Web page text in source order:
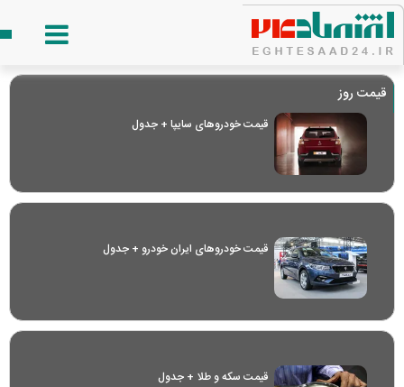
قیمت روز
قیمت خودرو‌های سایپا + جدول
قیمت خودرو‌های ایران خودرو + جدول
قیمت سکه و طلا + جدول